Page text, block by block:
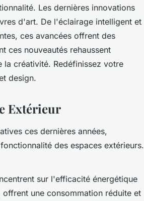
Les dernières innovations
d'art. De l'éclairage intelligent et
ces avancées offrent des
ces nouveautés rehaussent
la créativité. Redéfinissez votre
design.
Extérieur
ces dernières années,
des espaces extérieurs.
sur l'efficacité énergétique
une consommation réduite et